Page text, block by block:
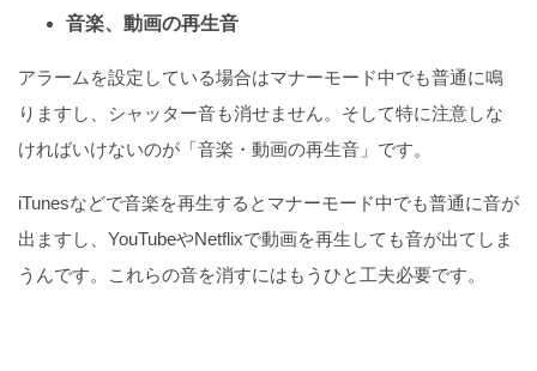
音楽、動画の再生音
アラームを設定している場合はマナーモード中でも普通に鳴
りますし、シャッター音も消せません。そして特に注意しな
ければいけないのが「音楽・動画の再生音」です。
iTunesなどで音楽を再生するとマナーモード中でも普通に音が
出ますし、YouTubeやNetflixで動画を再生しても音が出てしま
うんです。これらの音を消すにはもうひと工夫必要です。